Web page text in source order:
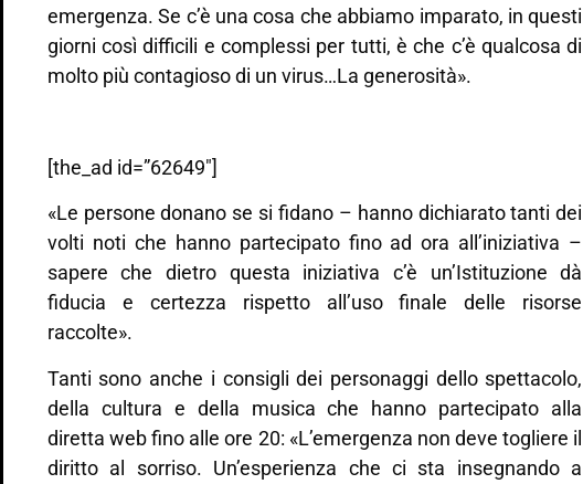
emergenza. Se c’è una cosa che abbiamo imparato, in questi
giorni così difficili e complessi per tutti, è che c’è qualcosa di
molto più contagioso di un virus…La generosità».
[the_ad id=”62649″]
«Le persone donano se si fidano – hanno dichiarato tanti dei
volti noti che hanno partecipato fino ad ora all’iniziativa –
sapere che dietro questa iniziativa c’è un’Istituzione dà
fiducia e certezza rispetto all’uso finale delle risorse
raccolte».
Tanti sono anche i consigli dei personaggi dello spettacolo,
della cultura e della musica che hanno partecipato alla
diretta web fino alle ore 20: «L’emergenza non deve togliere il
diritto al sorriso. Un’esperienza che ci sta insegnando a